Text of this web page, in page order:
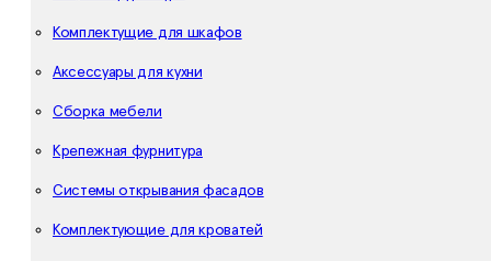
Комплектущие для шкафов
Аксессуары для кухни
Сборка мебели
Крепежная фурнитура
Системы открывания фасадов
Комплектующие для кроватей